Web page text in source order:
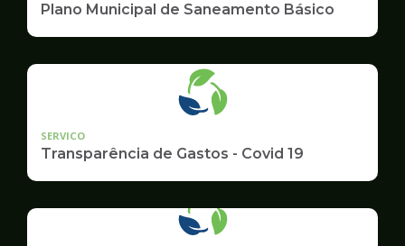
Plano Municipal de Saneamento Básico
SERVICO
Transparência de Gastos - Covid 19